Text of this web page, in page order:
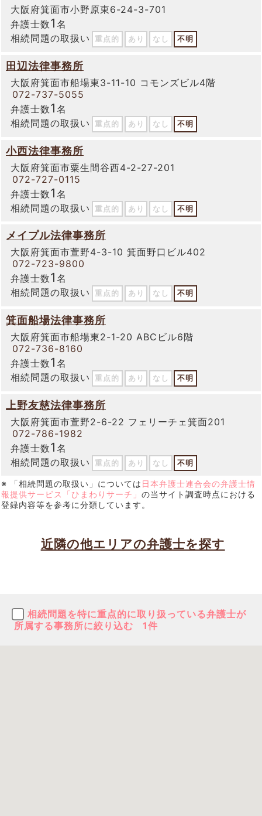
大阪府箕面市小野原東6-24-3-701
弁護士数1 名
相続問題の取扱い
重点的 あり なし 不明
田辺法律事務所
大阪府箕面市船場東3-11-10 コモンズビル4階
072-737-5055
弁護士数1 名
相続問題の取扱い
重点的 あり なし 不明
小西法律事務所
大阪府箕面市粟生間谷西4-2-27-201
072-727-0115
弁護士数1 名
相続問題の取扱い
重点的 あり なし 不明
メイプル法律事務所
大阪府箕面市萱野4-3-10 箕面野口ビル402
072-723-9800
弁護士数1 名
相続問題の取扱い
重点的 あり なし 不明
箕面船場法律事務所
大阪府箕面市船場東2-1-20 ABCビル6階
072-736-8160
弁護士数1 名
相続問題の取扱い
重点的 あり なし 不明
上野友慈法律事務所
大阪府箕面市萱野2-6-22 フェリーチェ箕面201
072-786-1982
弁護士数1 名
相続問題の取扱い
重点的 あり なし 不明
※ 「相続問題の取扱い」については 日本弁護士連合会の弁護士情
報提供サービス「ひまわりサーチ」 の当サイト調査時点における
登録内容等を参考に分類しています。
近隣の他エリアの弁護士を探す
相続問題を特に重点的に取り扱っている弁護士が
所属する事務所に絞り込む
1件